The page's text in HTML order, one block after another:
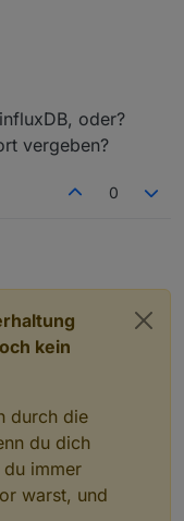
oder?
vergeben?
0
kein
durch die
du dich
immer
warst, und